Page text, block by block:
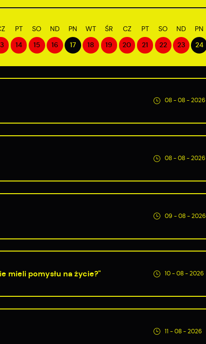
PT
14
SO
15
ND
16
PN
17
WT
18
ŚR
19
CZ
20
PT
21
SO
22
ND
23
PN
24
08 - 08 - 2026
08 - 08 - 2026
09 - 08 - 2026
mieli pomysłu na życie?" 10 - 08 - 2026
11 - 08 - 2026